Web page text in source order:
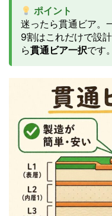
ポイント
迷ったら貫通ビア。
9割はこれだけで設
ら貫通ビア一択です。